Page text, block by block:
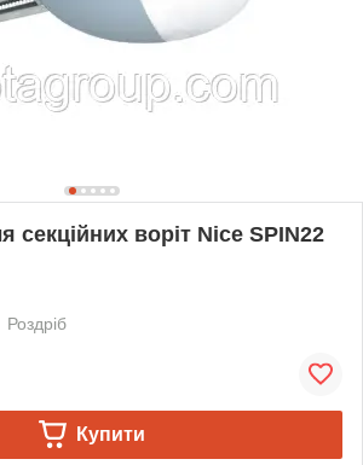
секційних воріт Nice SPIN22
Роздріб
Купити